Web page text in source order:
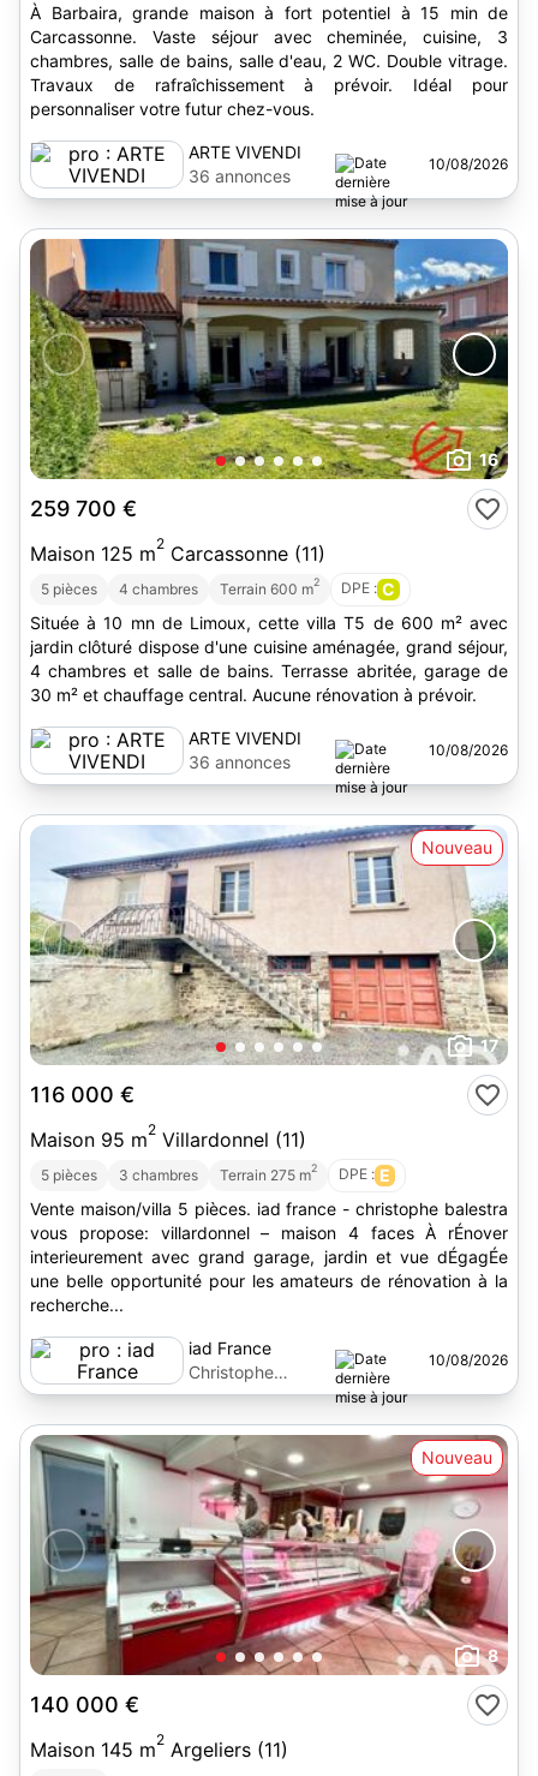
À Barbaira, grande maison à fort potentiel à 15 min de
Carcassonne. Vaste séjour avec cheminée, cuisine, 3
chambres, salle de bains, salle d'eau, 2 WC. Double vitrage.
Travaux de rafraîchissement à prévoir. Idéal pour
personnaliser votre futur chez-vous.
ARTE VIVENDI
36 annonces
10/08/2026
16
259 700 €
Maison 125 m2 Carcassonne (11)
5 pièces 4 chambres Terrain 600 m2 DPE : C
Située à 10 mn de Limoux, cette villa T5 de 600 m² avec
jardin clôturé dispose d'une cuisine aménagée, grand séjour,
4 chambres et salle de bains. Terrasse abritée, garage de
30 m² et chauffage central. Aucune rénovation à prévoir.
ARTE VIVENDI
36 annonces
10/08/2026
Nouveau
17
116 000 €
Maison 95 m2 Villardonnel (11)
5 pièces 3 chambres Terrain 275 m2 DPE : E
Vente maison/villa 5 pièces. iad france - christophe balestra
vous propose: villardonnel – maison 4 faces À rÉnover
interieurement avec grand garage, jardin et vue dÉgagÉe
une belle opportunité pour les amateurs de rénovation à la
recherche...
iad France
Christophe
Balestra
10/08/2026
Nouveau
8
140 000 €
Maison 145 m2 Argeliers (11)